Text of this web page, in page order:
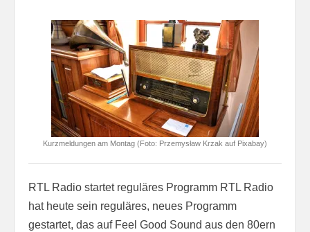
Kurzmeldungen am Montag (Foto: Przemysław Krzak auf Pixabay)
RTL Radio startet reguläres Programm RTL Radio
hat heute sein reguläres, neues Programm
gestartet, das auf Feel Good Sound aus den 80ern